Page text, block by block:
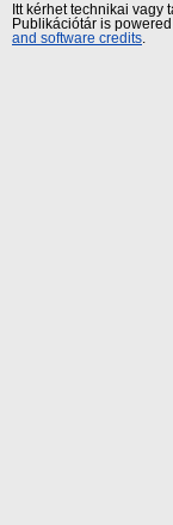
Itt kérhet technikai vagy
Publikációtár is
and software credits